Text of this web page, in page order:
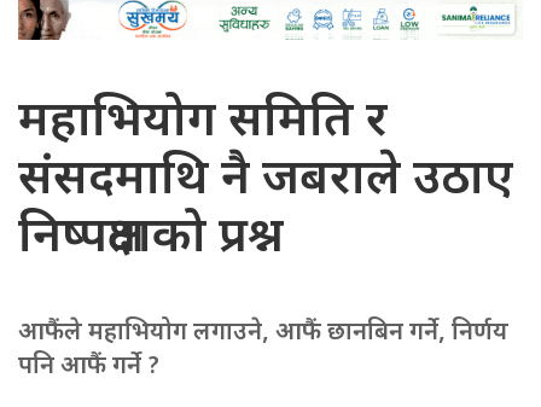
महाभियोग समिति र
संसदमाथि नै जबराले उठाए
निष्पक्षताको प्रश्न
आफैंले महाभियोग लगाउने, आफैं छानबिन गर्ने, निर्णय
पनि आफैं गर्ने ?